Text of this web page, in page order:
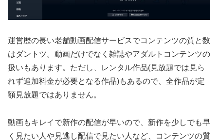
運営歴の長い老舗動画配信サービスでコンテンツの質と数
はダントツ。動画だけでなく雑誌やアダルトコンテンツの
扱いもあります。ただし、レンタル作品(見放題では見ら
れず追加料金が必要となる作品)もあるので、全作品が定
額見放題ではありません。
動画もキレイで新作の配信が早いので、新作を少しでも早
く見たい人や見逃し配信で見たい人など、コンテンツの質